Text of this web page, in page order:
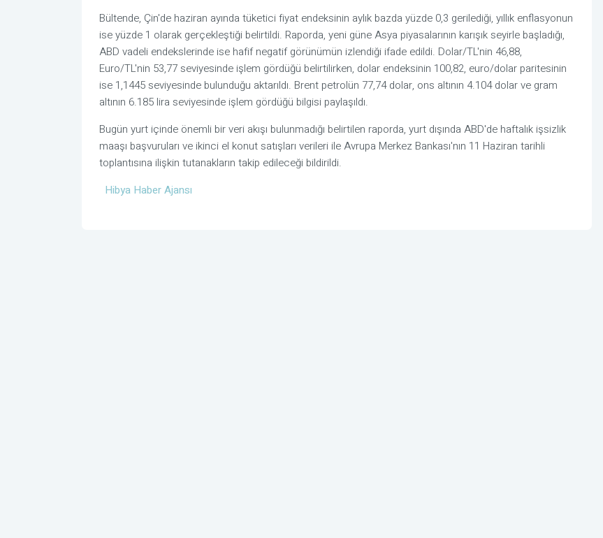
Bültende, Çin'de haziran ayında tüketici fiyat endeksinin aylık bazda yüzde 0,3 gerilediği, yıllık enflasyonun
ise yüzde 1 olarak gerçekleştiği belirtildi. Raporda, yeni güne Asya piyasalarının karışık seyirle başladığı,
ABD vadeli endekslerinde ise hafif negatif görünümün izlendiği ifade edildi. Dolar/TL'nin 46,88,
Euro/TL'nin 53,77 seviyesinde işlem gördüğü belirtilirken, dolar endeksinin 100,82, euro/dolar paritesinin
ise 1,1445 seviyesinde bulunduğu aktarıldı. Brent petrolün 77,74 dolar, ons altının 4.104 dolar ve gram
altının 6.185 lira seviyesinde işlem gördüğü bilgisi paylaşıldı.
Bugün yurt içinde önemli bir veri akışı bulunmadığı belirtilen raporda, yurt dışında ABD'de haftalık işsizlik
maaşı başvuruları ve ikinci el konut satışları verileri ile Avrupa Merkez Bankası'nın 11 Haziran tarihli
toplantısına ilişkin tutanakların takip edileceği bildirildi.
Hibya Haber Ajansı